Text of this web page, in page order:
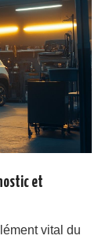
et
vital du